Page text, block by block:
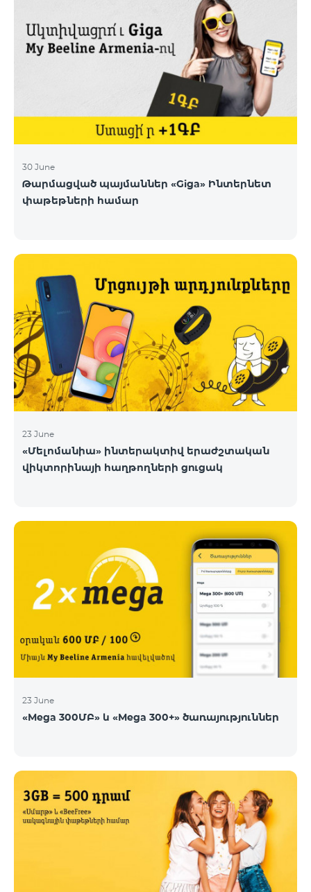
30 June
Թարմացված պայմաններ «Giga» Ինտերնետ
փաթեթների համար
23 June
«Մելոմանիա» ինտերակտիվ երաժշտական
վիկտորինայի հաղթողների ցուցակ
23 June
«Mega 300ՄԲ» և «Mega 300+» ծառայություններ